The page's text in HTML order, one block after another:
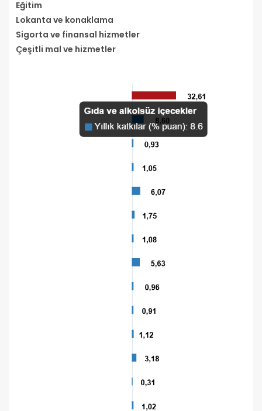
Eğitim
Lokanta ve konaklama
Sigorta ve finansal hizmetler
Çeşitli mal ve hizmetler